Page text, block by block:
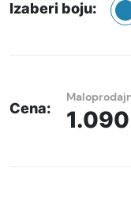
Izaberi boju:
Cena: 1.090